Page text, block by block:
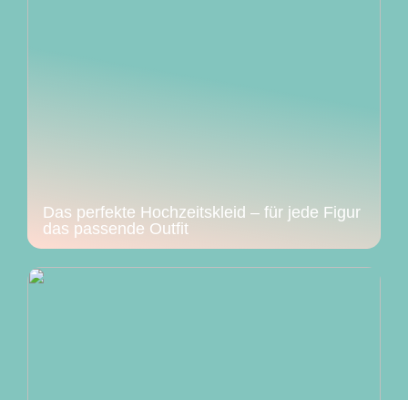
Das perfekte Hochzeitskleid – für jede Figur
das passende Outfit